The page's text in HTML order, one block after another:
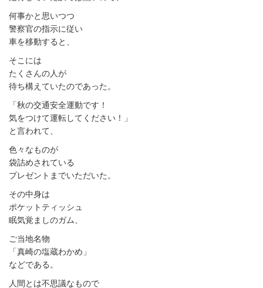
何事かと思いつつ
警察官の指示に従い
車を移動すると、
そこには
たくさんの人が
待ち構えていたのであった。
「秋の交通安全運動です！
気をつけて運転してください！」
と言われて、
色々なものが
袋詰めされている
プレゼントまでいただいた。
その中身は
ポケットティッシュ
眠気覚ましのガム、
ご当地名物
「真崎の塩蔵わかめ」
などである。
人間とは不思議なもので